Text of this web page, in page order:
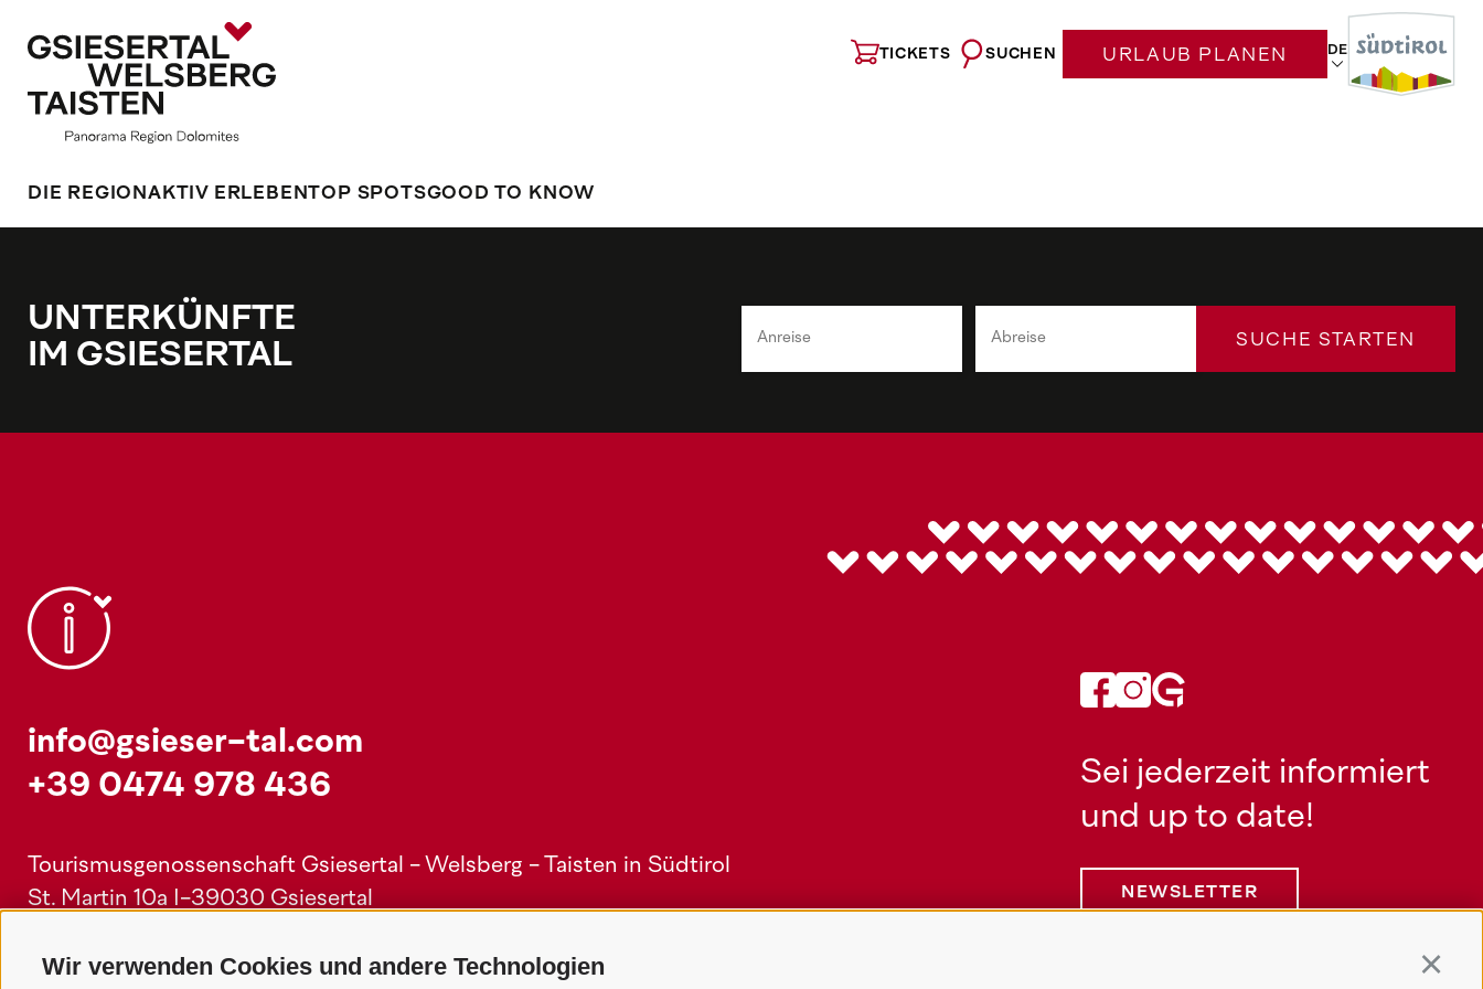
Wir verwenden Cookies und andere Technologien
TICKETS SUCHEN URLAUB PLANEN DE
DIE REGION AKTIV ERLEBEN TOP SPOTSGOOD TO KNOW
UNTERKÜNFTE
IM GSIESERTAL
SUCHE STARTEN
info@gsieser-tal.com
+39 0474 978 436
Tourismusgenossenschaft Gsiesertal - Welsberg - Taisten in Südtirol
St. Martin 10a I-39030 Gsiesertal
Sei jederzeit informiert
und up to date!
NEWSLETTER